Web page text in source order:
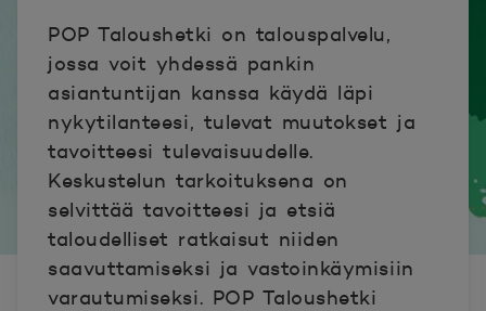
POP Taloushetki on talouspalvelu,
jossa voit yhdessä pankin
asiantuntijan kanssa käydä läpi
nykytilanteesi, tulevat muutokset ja
tavoitteesi tulevaisuudelle.
Keskustelun tarkoituksena on
selvittää tavoitteesi ja etsiä
taloudelliset ratkaisut niiden
saavuttamiseksi ja vastoinkäymisiin
varautumiseksi. POP Taloushetki